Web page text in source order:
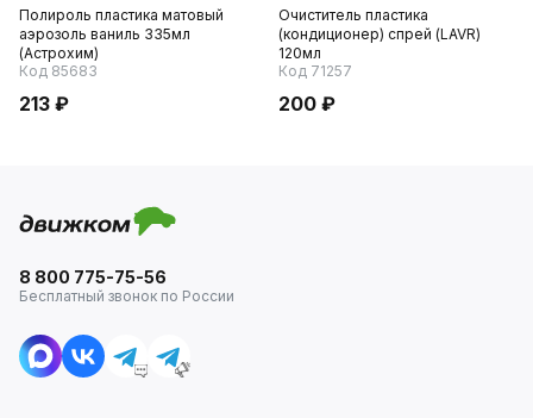
Полироль пластика матовый
аэрозоль ваниль 335мл
(Астрохим)
Код 85683
213 ₽
Очиститель пластика
(кондиционер) спрей (LAVR)
120мл
Код 71257
200 ₽
8 800 775-75-56
Бесплатный звонок по России